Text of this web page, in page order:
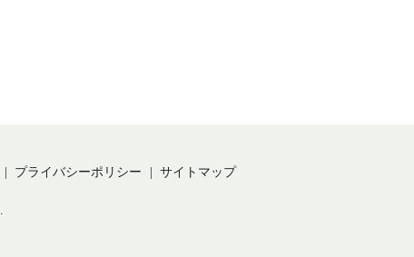
プライバシーポリシー サイトマップ